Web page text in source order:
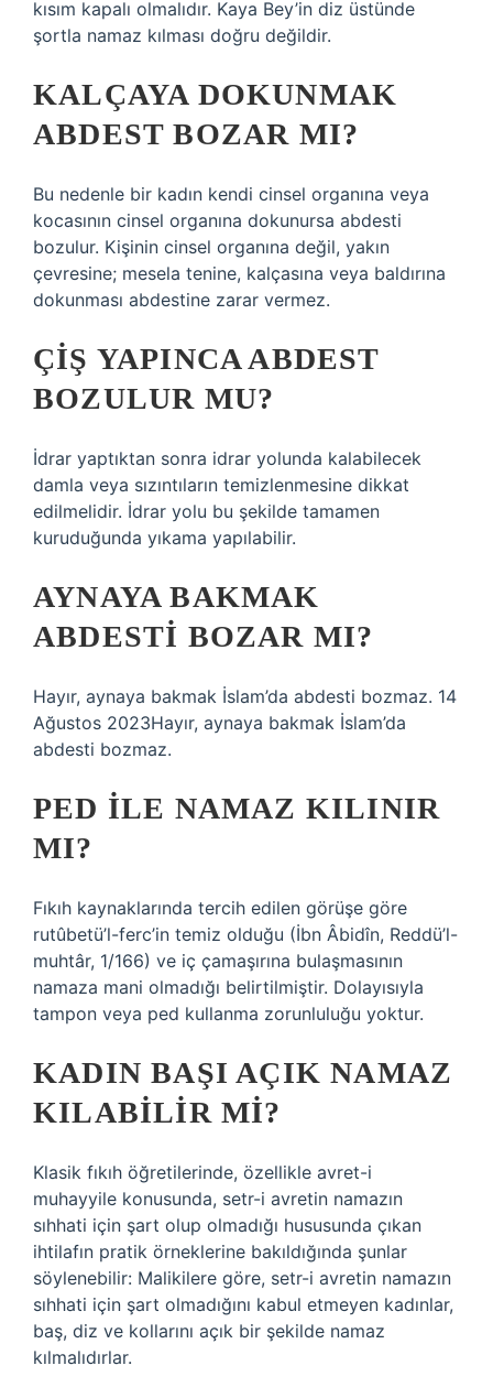
kısım kapalı olmalıdır. Kaya Bey’in diz üstünde
şortla namaz kılması doğru değildir.
KALÇAYA DOKUNMAK
ABDEST BOZAR MI?
Bu nedenle bir kadın kendi cinsel organına veya
kocasının cinsel organına dokunursa abdesti
bozulur. Kişinin cinsel organına değil, yakın
çevresine; mesela tenine, kalçasına veya baldırına
dokunması abdestine zarar vermez.
ÇIŞ YAPINCA ABDEST
BOZULUR MU?
İdrar yaptıktan sonra idrar yolunda kalabilecek
damla veya sızıntıların temizlenmesine dikkat
edilmelidir. İdrar yolu bu şekilde tamamen
kuruduğunda yıkama yapılabilir.
AYNAYA BAKMAK
ABDESTI BOZAR MI?
Hayır, aynaya bakmak İslam’da abdesti bozmaz. 14
Ağustos 2023Hayır, aynaya bakmak İslam’da
abdesti bozmaz.
PED ILE NAMAZ KILINIR
MI?
Fıkıh kaynaklarında tercih edilen görüşe göre
rutûbetü’l-ferc’in temiz olduğu (İbn Âbidîn, Reddü’l-
muhtâr, 1/166) ve iç çamaşırına bulaşmasının
namaza mani olmadığı belirtilmiştir. Dolayısıyla
tampon veya ped kullanma zorunluluğu yoktur.
KADIN BAŞI AÇIK NAMAZ
KILABILIR MI?
Klasik fıkıh öğretilerinde, özellikle avret-i
muhayyile konusunda, setr-i avretin namazın
sıhhati için şart olup olmadığı hususunda çıkan
ihtilafın pratik örneklerine bakıldığında şunlar
söylenebilir: Malikilere göre, setr-i avretin namazın
sıhhati için şart olmadığını kabul etmeyen kadınlar,
baş, diz ve kollarını açık bir şekilde namaz
kılmalıdırlar.